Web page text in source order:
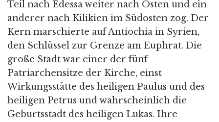
Teil nach Edessa weiter nach Osten und ein
anderer nach Kilikien im Südosten zog. Der
Kern marschierte auf Antiochia in Syrien,
den Schlüssel zur Grenze am Euphrat. Die
große Stadt war einer der fünf
Patriarchensitze der Kirche, einst
Wirkungsstätte des heiligen Paulus und des
heiligen Petrus und wahrscheinlich die
Geburtsstadt des heiligen Lukas. Ihre